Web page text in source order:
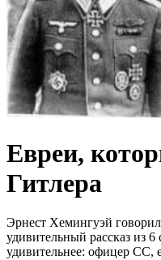
Евреи,
Гитлера
Эрнест Хемингуэй
удивительный рассказ из
удивительнее: офицер СС,